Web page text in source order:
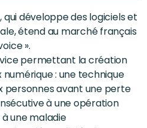
développe des logiciels et
étend au marché français
».
permettant la création
: une technique
personnes avant une perte
à une opération
une maladie